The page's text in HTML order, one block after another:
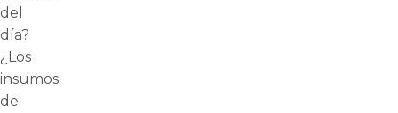
del
día?
¿Los
insumos
de